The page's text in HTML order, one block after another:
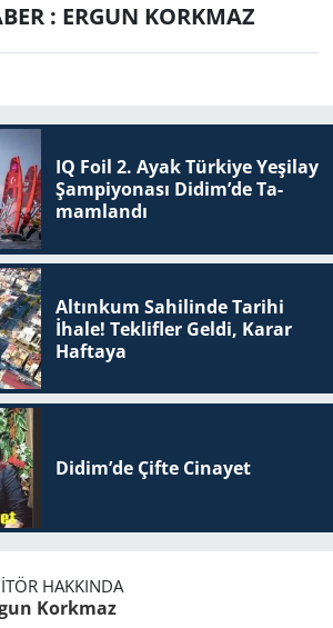
: ERGUN KORKMAZ
IQ Foil 2. Ayak Tür­ki­ye Ye­şi­lay
Şam­pi­yo­na­sı Didim’de Ta­
mam­lan­dı
Altınkum Sahilinde Tarihi
İhale! Teklifler Geldi, Karar
Haftaya
Didim’de Çifte Ci­na­yet
HAKKINDA
Korkmaz